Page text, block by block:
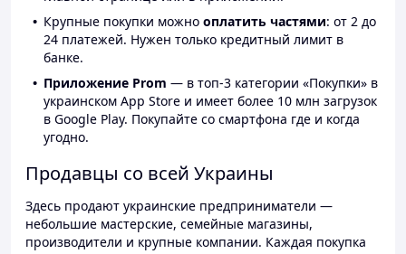
Крупные покупки можно оплатить частями: от 2 до
24 платежей. Нужен только кредитный лимит в
банке.
Приложение Prom — в топ-3 категории «Покупки» в
украинском App Store и имеет более 10 млн загрузок
в Google Play. Покупайте со смартфона где и когда
угодно.
Продавцы со всей Украины
Здесь продают украинские предприниматели —
небольшие мастерские, семейные магазины,
производители и крупные компании. Каждая покупка